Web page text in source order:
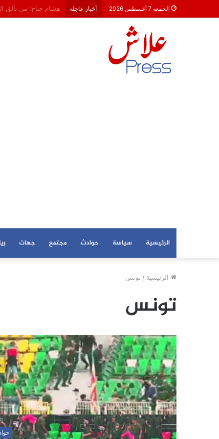
الجمعة 7 أغسطس 2026 أخبار عاجلة معركة 23 شتنبر 2026: هل أصبحت الأحزاب السياسية مجرد محطات لـ “الترحال الانتخابي”؟
الرئيسية سياسة حوادث مجتمع جهات
الرئيسية / تونس
تونس